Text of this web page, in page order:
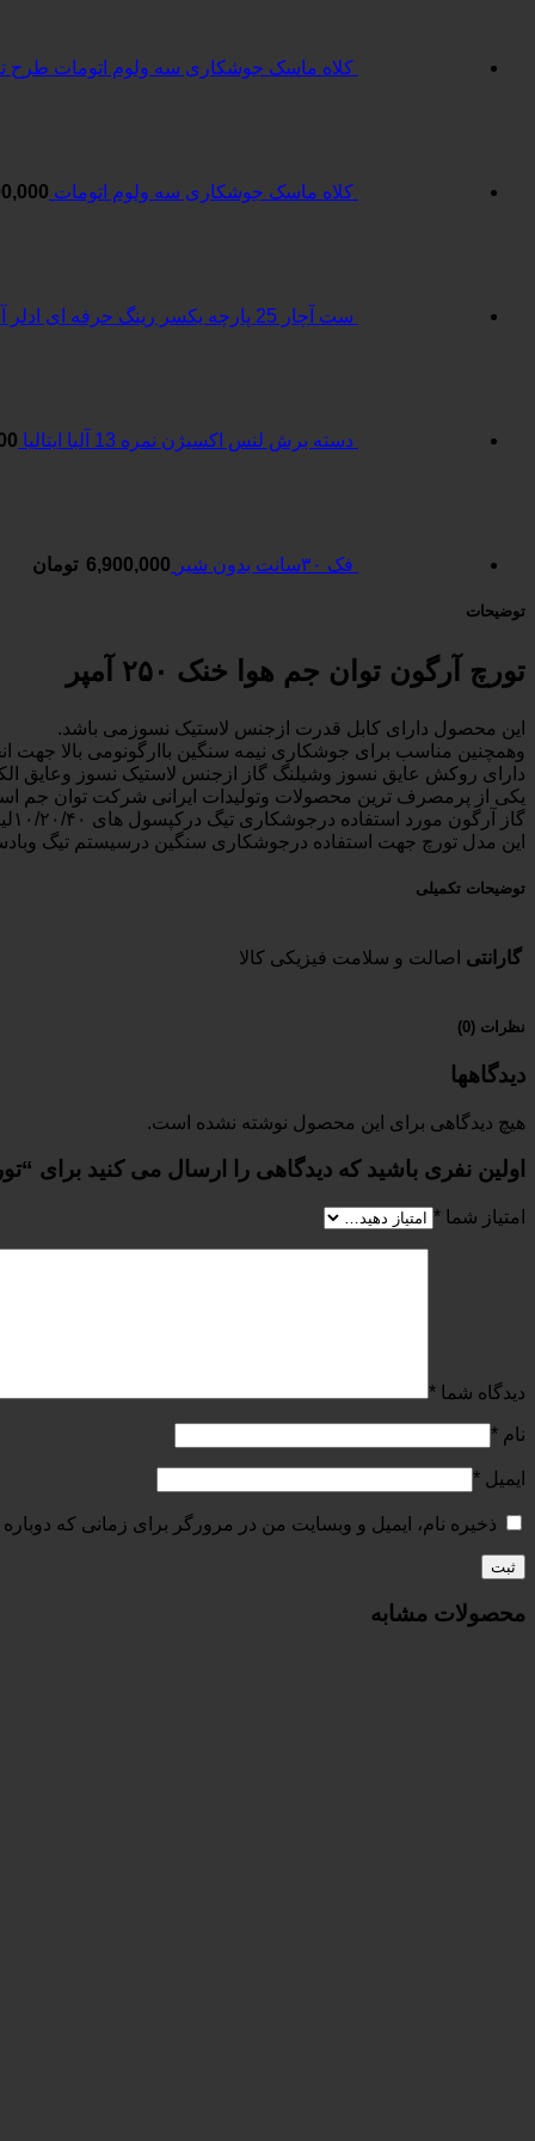
کلاه ماسک جوشکاری سه ولوم اتومات طرح
کلاه ماسک جوشکاری سه ولوم اتومات
ست آچار 25 پارچه یکسر رینگ حرفه ای ادلر آلمان
دسته برش لنس اکسیژن نمره 13 آلبا ایتالیا
فک ۳۰سانت بدون شیر 6,900,000 تومان
توضیحات
تورچ آرگون توان جم هوا خنک ۲۵۰ آمپر
این محصول دارای کابل قدرت ازجنس لاستیک نسوزمی باشد.
وهمچنین مناسب برای جوشکاری نیمه سنگین باارگونومی بالا جهت
دارای روکش عایق نسوز وشیلنگ گاز ازجنس لاستیک نسوز وعایق الکتریکی
یکی از پرمصرف ترین محصولات وتولیدات ایرانی شرکت توان
گاز آرگون مورد استفاده درجوشکاری تیگ درکپسول های ۱۰/۲۰/۴۰لیتری شارژ می شود ومورد استفاده قرار می‌گیرد
این مدل تورچ جهت استفاده درجوشکاری سنگین درسیستم تیگ
توضیحات تکمیلی
گارانتی اصالت و سلامت فیزیکی کالا
نظرات (0)
دیدگاهها
هیچ دیدگاهی برای این محصول نوشته نشده است.
اولین نفری باشید که دیدگاهی را ارسال می کنید برای “تورچ
امتیاز شما *
دیدگاه شما *
نام *
ایمیل *
ذخیره نام، ایمیل و وبسایت من در مرورگر برای زمانی که
محصولات مشابه